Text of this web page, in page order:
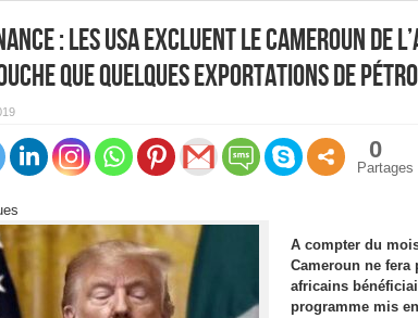
: Les USA excluent le Cameroun de
que quelques exportations de
0
Partages
A compter du
Cameroun ne fera
africains
programme mis